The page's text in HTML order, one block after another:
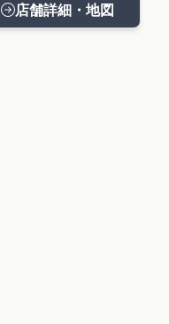
店舗詳細・地図